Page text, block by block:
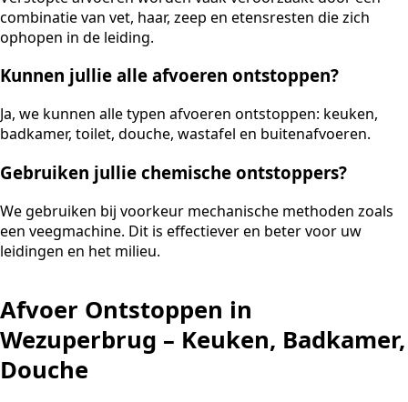
combinatie van vet, haar, zeep en etensresten die zich
ophopen in de leiding.
Kunnen jullie alle afvoeren ontstoppen?
Ja, we kunnen alle typen afvoeren ontstoppen: keuken,
badkamer, toilet, douche, wastafel en buitenafvoeren.
Gebruiken jullie chemische ontstoppers?
We gebruiken bij voorkeur mechanische methoden zoals
een veegmachine. Dit is effectiever en beter voor uw
leidingen en het milieu.
Afvoer Ontstoppen in
Wezuperbrug – Keuken, Badkamer,
Douche